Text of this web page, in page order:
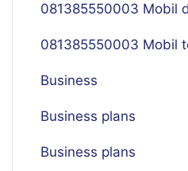
081385550003 Mobil
081385550003 Mobil
Business
Business plans
Business plans